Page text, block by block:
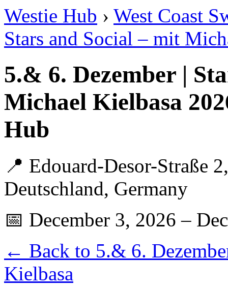
Westie Hub › West Coast
Stars and Social – mit
5.& 6. Dezember |
Michael Kielbasa
Hub
📍 Edouard-Desor-Straße
Deutschland, Germany
📅 December 3, 2026 –
← Back to 5.& 6.
Kielbasa